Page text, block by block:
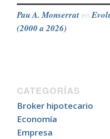
Pau A. Monserraten
(2000 a 2026)
CATEGORÍAS
Broker hipotecario
Economía
Empresa